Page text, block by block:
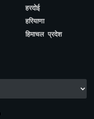
हरदोई
हरियाणा
हिमाचल प्रदेश